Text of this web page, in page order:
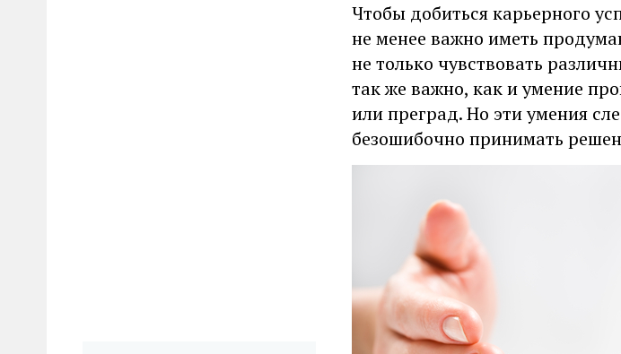
Чтобы добиться карьерного
не менее важно иметь
не только чувствовать
так же важно, как и умение
или преград. Но эти умения
безошибочно принимать